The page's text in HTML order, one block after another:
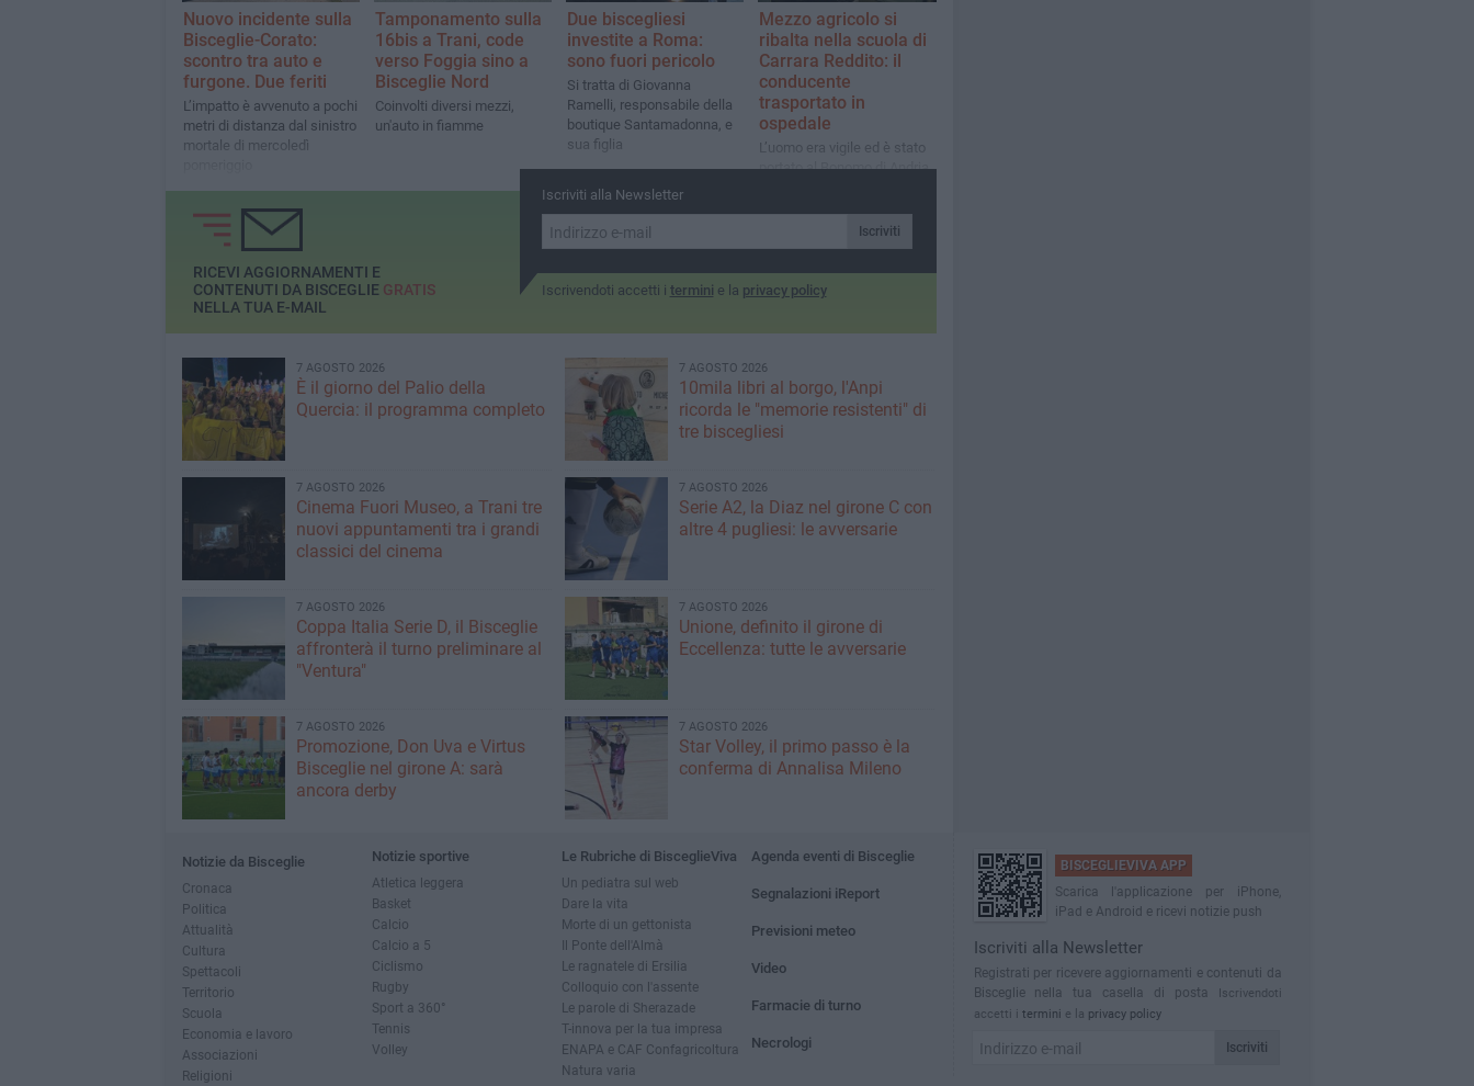
Nuovo incidente sulla
Bisceglie-Corato:
scontro tra auto e
furgone. Due feriti
L’impatto è avvenuto a pochi
metri di distanza dal sinistro
mortale di mercoledì
Tamponamento sulla
16bis a Trani, code
verso Foggia sino a
Bisceglie Nord
Coinvolti diversi mezzi,
un'auto in fiamme
Due biscegliesi
investite a Roma:
sono fuori pericolo
Si tratta di Giovanna
Ramelli, responsabile della
boutique Santamadonna, e
sua figlia
Mezzo agricolo si
ribalta nella scuola di
Carrara Reddito: il
conducente
trasportato in
ospedale
L’uomo era vigile ed è stato
portato al Bonomo di Andria
Iscriviti alla Newsletter
Iscriviti
Iscrivendoti accetti i termini e la privacy policy
RICEVI AGGIORNAMENTI E
CONTENUTI DA BISCEGLIE GRATIS
NELLA TUA E-MAIL
7 AGOSTO 2026
È il giorno del Palio della
Quercia: il programma completo
7 AGOSTO 2026
10mila libri al borgo, l'Anpi
ricorda le "memorie resistenti" di
tre biscegliesi
7 AGOSTO 2026
Cinema Fuori Museo, a Trani tre
nuovi appuntamenti tra i grandi
classici del cinema
7 AGOSTO 2026
Serie A2, la Diaz nel girone C con
altre 4 pugliesi: le avversarie
7 AGOSTO 2026
Coppa Italia Serie D, il Bisceglie
affronterà il turno preliminare al
"Ventura"
7 AGOSTO 2026
Unione, definito il girone di
Eccellenza: tutte le avversarie
7 AGOSTO 2026
Promozione, Don Uva e Virtus
Bisceglie nel girone A: sarà
ancora derby
7 AGOSTO 2026
Star Volley, il primo passo è la
conferma di Annalisa Mileno
Notizie da Bisceglie
Cronaca
Politica
Attualità
Cultura
Spettacoli
Territorio
Scuola
Economia e lavoro
Associazioni
Religioni
Notizie sportive
Atletica leggera
Basket
Calcio
Calcio a 5
Ciclismo
Rugby
Sport a 360°
Tennis
Volley
Le Rubriche di BisceglieViva
Un pediatra sul web
Dare la vita
Morte di un gettonista
Il Ponte dell'Almà
Le ragnatele di Ersilia
Colloquio con l'assente
Le parole di Sherazade
T-innova per la tua impresa
ENAPA e CAF Confagricoltura
Natura varia
Agenda eventi di Bisceglie
Segnalazioni iReport
Previsioni meteo
Video
Farmacie di turno
Necrologi
BISCEGLIEVIVA APP
Scarica l'applicazione per iPhone,
iPad e Android e ricevi notizie push
Iscriviti alla Newsletter
Registrati per ricevere aggiornamenti e contenuti da
Bisceglie nella tua casella di posta
Iscrivendoti
accetti i termini e la privacy policy
Iscriviti